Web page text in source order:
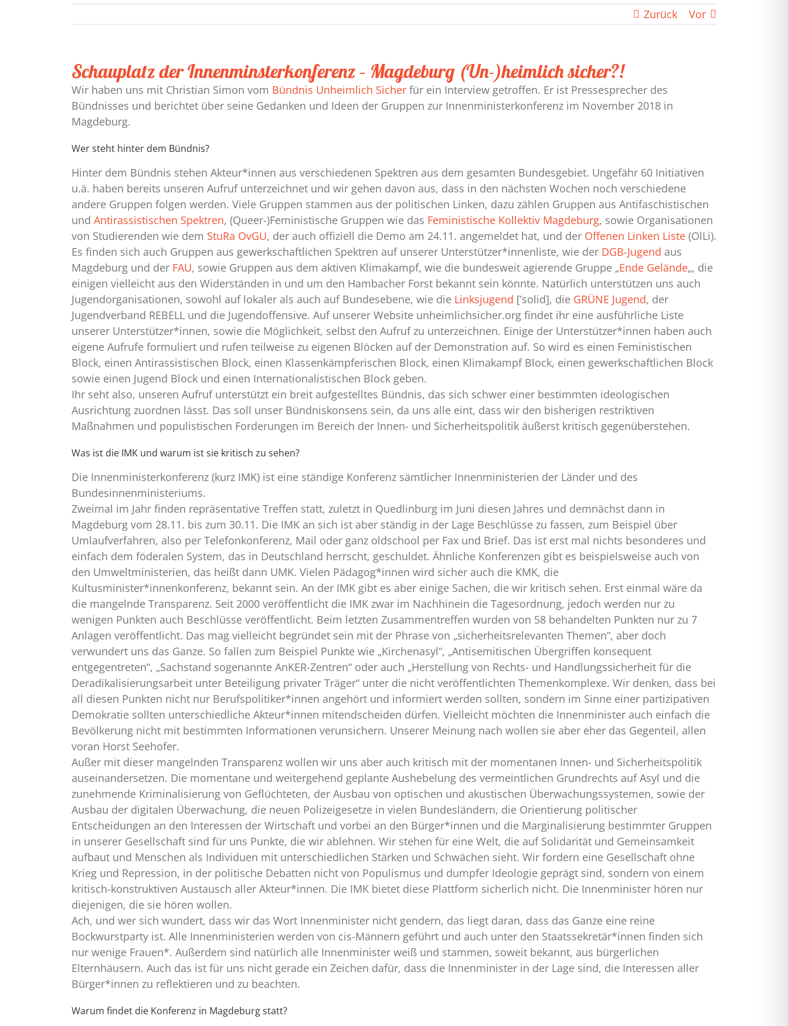
Zurück Vor
Schauplatz der Innenminsterkonferenz – Magdeburg (Un-)heimlich sicher?!
Wir haben uns mit Christian Simon vom Bündnis Unheimlich Sicher für ein Interview getroffen. Er ist Pressesprecher des
Bündnisses und berichtet über seine Gedanken und Ideen der Gruppen zur Innenministerkonferenz im November 2018 in
Magdeburg.
Wer steht hinter dem Bündnis?
Hinter dem Bündnis stehen Akteur*innen aus verschiedenen Spektren aus dem gesamten Bundesgebiet. Ungefähr 60 Initiativen
u.ä. haben bereits unseren Aufruf unterzeichnet und wir gehen davon aus, dass in den nächsten Wochen noch verschiedene
andere Gruppen folgen werden. Viele Gruppen stammen aus der politischen Linken, dazu zählen Gruppen aus Antifaschistischen
und Antirassistischen Spektren, (Queer-)Feministische Gruppen wie das Feministische Kollektiv Magdeburg, sowie Organisationen
von Studierenden wie dem StuRa OvGU, der auch offiziell die Demo am 24.11. angemeldet hat, und der Offenen Linken Liste (OlLi).
Es finden sich auch Gruppen aus gewerkschaftlichen Spektren auf unserer Unterstützer*innenliste, wie der DGB-Jugend aus
Magdeburg und der FAU, sowie Gruppen aus dem aktiven Klimakampf, wie die bundesweit agierende Gruppe „Ende Gelände„, die
einigen vielleicht aus den Widerständen in und um den Hambacher Forst bekannt sein könnte. Natürlich unterstützen uns auch
Jugendorganisationen, sowohl auf lokaler als auch auf Bundesebene, wie die Linksjugend [’solid], die GRÜNE Jugend, der
Jugendverband REBELL und die Jugendoffensive. Auf unserer Website unheimlichsicher.org findet ihr eine ausführliche Liste
unserer Unterstützer*innen, sowie die Möglichkeit, selbst den Aufruf zu unterzeichnen. Einige der Unterstützer*innen haben auch
eigene Aufrufe formuliert und rufen teilweise zu eigenen Blöcken auf der Demonstration auf. So wird es einen Feministischen
Block, einen Antirassistischen Block, einen Klassenkämpferischen Block, einen Klimakampf Block, einen gewerkschaftlichen Block
sowie einen Jugend Block und einen Internationalistischen Block geben.
Ihr seht also, unseren Aufruf unterstützt ein breit aufgestelltes Bündnis, das sich schwer einer bestimmten ideologischen
Ausrichtung zuordnen lässt. Das soll unser Bündniskonsens sein, da uns alle eint, dass wir den bisherigen restriktiven
Maßnahmen und populistischen Forderungen im Bereich der Innen- und Sicherheitspolitik äußerst kritisch gegenüberstehen.
Was ist die IMK und warum ist sie kritisch zu sehen?
Die Innenministerkonferenz (kurz IMK) ist eine ständige Konferenz sämtlicher Innenministerien der Länder und des
Bundesinnenministeriums.
Zweimal im Jahr finden repräsentative Treffen statt, zuletzt in Quedlinburg im Juni diesen Jahres und demnächst dann in
Magdeburg vom 28.11. bis zum 30.11. Die IMK an sich ist aber ständig in der Lage Beschlüsse zu fassen, zum Beispiel über
Umlaufverfahren, also per Telefonkonferenz, Mail oder ganz oldschool per Fax und Brief. Das ist erst mal nichts besonderes und
einfach dem föderalen System, das in Deutschland herrscht, geschuldet. Ähnliche Konferenzen gibt es beispielsweise auch von
den Umweltministerien, das heißt dann UMK. Vielen Pädagog*innen wird sicher auch die KMK, die
Kultusminister*innenkonferenz, bekannt sein. An der IMK gibt es aber einige Sachen, die wir kritisch sehen. Erst einmal wäre da
die mangelnde Transparenz. Seit 2000 veröffentlicht die IMK zwar im Nachhinein die Tagesordnung, jedoch werden nur zu
wenigen Punkten auch Beschlüsse veröffentlicht. Beim letzten Zusammentreffen wurden von 58 behandelten Punkten nur zu 7
Anlagen veröffentlicht. Das mag vielleicht begründet sein mit der Phrase von „sicherheitsrelevanten Themen“, aber doch
verwundert uns das Ganze. So fallen zum Beispiel Punkte wie „Kirchenasyl“, „Antisemitischen Übergriffen konsequent
entgegentreten“, „Sachstand sogenannte AnKER-Zentren“ oder auch „Herstellung von Rechts- und Handlungssicherheit für die
Deradikalisierungsarbeit unter Beteiligung privater Träger“ unter die nicht veröffentlichten Themenkomplexe. Wir denken, dass bei
all diesen Punkten nicht nur Berufspolitiker*innen angehört und informiert werden sollten, sondern im Sinne einer partizipativen
Demokratie sollten unterschiedliche Akteur*innen mitendscheiden dürfen. Vielleicht möchten die Innenminister auch einfach die
Bevölkerung nicht mit bestimmten Informationen verunsichern. Unserer Meinung nach wollen sie aber eher das Gegenteil, allen
voran Horst Seehofer.
Außer mit dieser mangelnden Transparenz wollen wir uns aber auch kritisch mit der momentanen Innen- und Sicherheitspolitik
auseinandersetzen. Die momentane und weitergehend geplante Aushebelung des vermeintlichen Grundrechts auf Asyl und die
zunehmende Kriminalisierung von Geflüchteten, der Ausbau von optischen und akustischen Überwachungssystemen, sowie der
Ausbau der digitalen Überwachung, die neuen Polizeigesetze in vielen Bundesländern, die Orientierung politischer
Entscheidungen an den Interessen der Wirtschaft und vorbei an den Bürger*innen und die Marginalisierung bestimmter Gruppen
in unserer Gesellschaft sind für uns Punkte, die wir ablehnen. Wir stehen für eine Welt, die auf Solidarität und Gemeinsamkeit
aufbaut und Menschen als Individuen mit unterschiedlichen Stärken und Schwächen sieht. Wir fordern eine Gesellschaft ohne
Krieg und Repression, in der politische Debatten nicht von Populismus und dumpfer Ideologie geprägt sind, sondern von einem
kritisch-konstruktiven Austausch aller Akteur*innen. Die IMK bietet diese Plattform sicherlich nicht. Die Innenminister hören nur
diejenigen, die sie hören wollen.
Ach, und wer sich wundert, dass wir das Wort Innenminister nicht gendern, das liegt daran, dass das Ganze eine reine
Bockwurstparty ist. Alle Innenministerien werden von cis-Männern geführt und auch unter den Staatssekretär*innen finden sich
nur wenige Frauen*. Außerdem sind natürlich alle Innenminister weiß und stammen, soweit bekannt, aus bürgerlichen
Elternhäusern. Auch das ist für uns nicht gerade ein Zeichen dafür, dass die Innenminister in der Lage sind, die Interessen aller
Bürger*innen zu reflektieren und zu beachten.
Warum findet die Konferenz in Magdeburg statt?